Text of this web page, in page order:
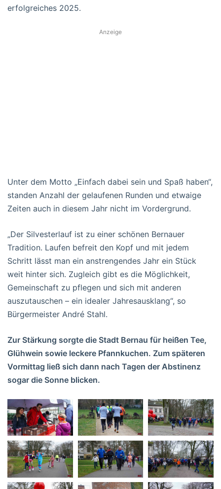
erfolgreiches 2025.
Anzeige
Unter dem Motto „Einfach dabei sein und Spaß haben“,
standen Anzahl der gelaufenen Runden und etwaige
Zeiten auch in diesem Jahr nicht im Vordergrund.
„Der Silvesterlauf ist zu einer schönen Bernauer
Tradition. Laufen befreit den Kopf und mit jedem
Schritt lässt man ein anstrengendes Jahr ein Stück
weit hinter sich. Zugleich gibt es die Möglichkeit,
Gemeinschaft zu pflegen und sich mit anderen
auszutauschen – ein idealer Jahresausklang“, so
Bürgermeister André Stahl.
Zur Stärkung sorgte die Stadt Bernau für heißen Tee,
Glühwein sowie leckere Pfannkuchen. Zum späteren
Vormittag ließ sich dann nach Tagen der Abstinenz
sogar die Sonne blicken.